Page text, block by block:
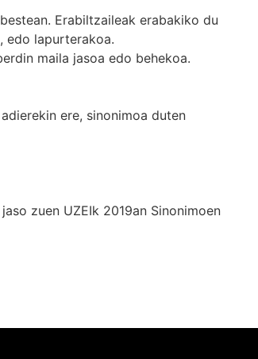
Erabiltzaileak erabakiko du
edo lapurterakoa.
maila jasoa edo behekoa.
ere, sinonimoa duten
zuen UZEIk 2019an Sinonimoen